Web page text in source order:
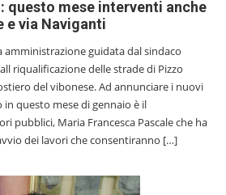
questo mese interventi anche
e via Naviganti
amministrazione guidata dal sindaco
riqualificazione delle strade di Pizzo
del vibonese. Ad annunciare i nuovi
questo mese di gennaio è il
pubblici, Maria Francesca Pascale che ha
dei lavori che consentiranno […]